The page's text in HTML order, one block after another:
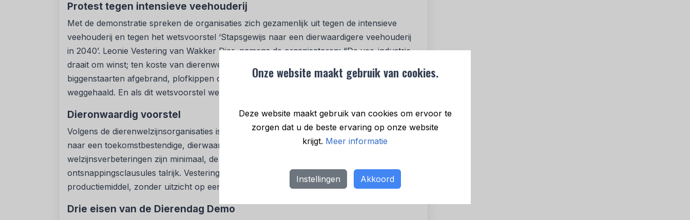
Onze website maakt gebruik van cookies.
Deze website maakt gebruik van cookies om ervoor te
zorgen dat u de beste ervaring op onze website
krijgt. Meer informatie
Instellingen Akkoord
Protest tegen intensieve veehouderij
Met de demonstratie spreken de organisaties zich gezamenlijk uit tegen de intensieve
veehouderij en tegen het wetsvoorstel ‘Stapsgewijs naar een dierwaardigere veehouderij
in 2040’. Leonie Vestering van Wakker Dier, namens de organisatoren: “De vee-industrie
draait om winst; ten koste van dierenwelzijn, natuur en klimaat. Elke dag opnieuw worden
biggenstaarten afgebrand, plofkippen op elkaar gepropt en kalfjes bij hun moeder
weggehaald. En als dit wetsvoorstel werkelijkheid wordt, blijft dat voorlopig zo.”
Dieronwaardig voorstel
Volgens de dierenwelzijnsorganisaties is het wetsvoorstel allesbehalve een stappenplan
naar een toekomstbestendige, dierwaardige veehouderij. De geplande
welzijnsverbeteringen zijn minimaal, de overgangstermijnen te lang en de
ontsnappingsclausules talrijk. Vestering: “In dit voorstel blijven dieren niet meer dan een
productiemiddel, zonder uitzicht op een écht dierwaardig leven. Dat is onacceptabel.”
Drie eisen van de Dierendag Demo